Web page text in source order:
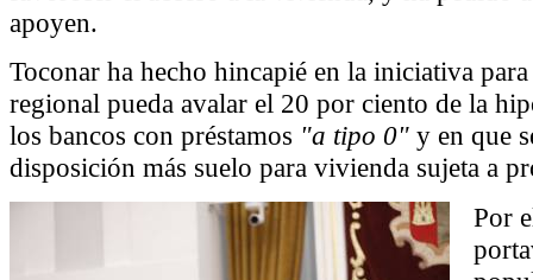
apoyen.
Toconar ha hecho hincapié en la iniciativa
regional pueda avalar el 20 por ciento de la
los bancos con préstamos "a tipo 0" y en que
disposición más suelo para vivienda sujeta a
Por